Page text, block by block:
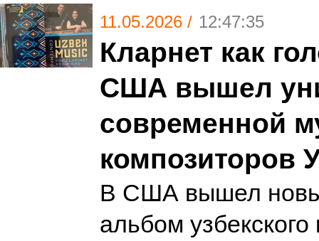
11.05.2026 / 12:47:35
Кларнет как
США вышел
современной
композиторов
В США вышел
альбом узбекского